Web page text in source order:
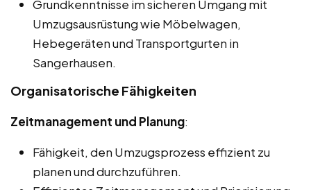
Grundkenntnisse im sicheren Umgang mit
Umzugsausrüstung wie Möbelwagen,
Hebegeräten und Transportgurten in
Sangerhausen.
Organisatorische Fähigkeiten
Zeitmanagement und Planung:
Fähigkeit, den Umzugsprozess effizient zu
planen und durchzuführen.